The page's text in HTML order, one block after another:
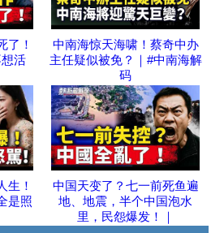
了！
活
中南海惊天海啸！蔡奇中办
主任疑似被免？｜#中南海解
码
生！
是照
中国天变了？七一前死鱼遍
地、地震，半个中国泡水
里，民怨爆发！｜